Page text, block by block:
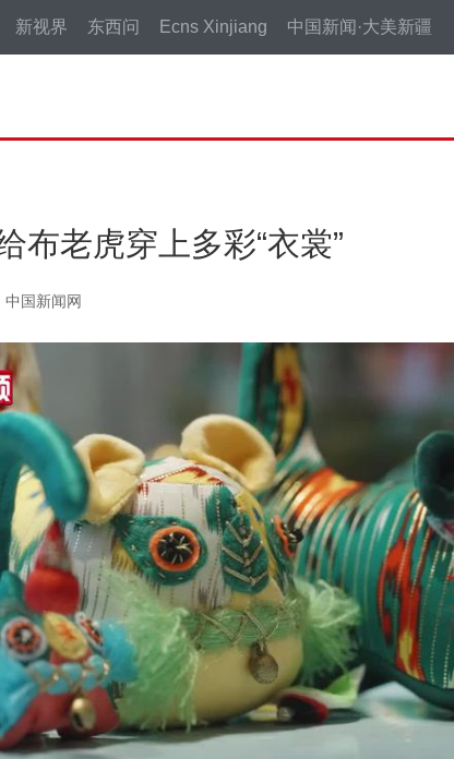
新视界 东西问 Ecns Xinjiang 中国新闻·大美新疆
布老虎穿上多彩“衣裳”
国新闻网